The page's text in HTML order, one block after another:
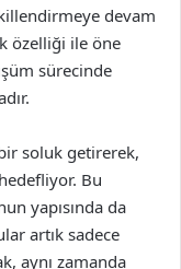
devam
özelliği ile öne
sürecinde
soluk getirerek,
Bu
yapısında da
artık sadece
aynı zamanda